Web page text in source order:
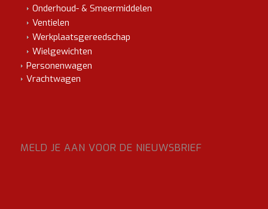
Onderhoud- & Smeermiddelen
Ventielen
Werkplaatsgereedschap
Wielgewichten
Personenwagen
Vrachtwagen
MELD JE AAN VOOR DE NIEUWSBRIEF